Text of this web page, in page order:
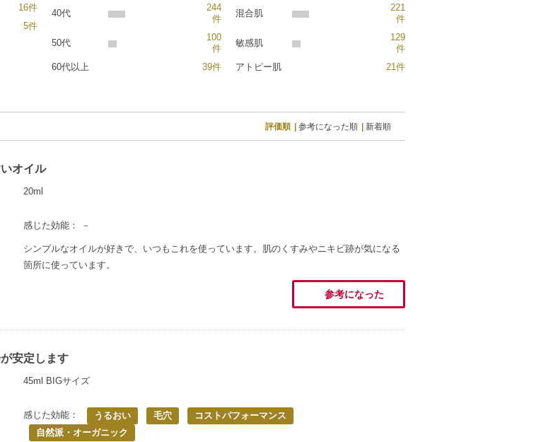
16件
5件
40代
244
件
50代
100
件
60代以上
39件
混合肌
221
件
敏感肌
129
件
アトピー肌
21件
評価順 参考になった順 新着順
オイル
20ml
感じた効能： －
シンプルなオイルが好きで、いつもこれを使っています。肌のくすみやニキビ跡が気になる
箇所に使っています。
参考になった
安定します
45ml BIGサイズ
感じた効能： うるおい 毛穴
コストパフォーマンス
自然派・オーガニック